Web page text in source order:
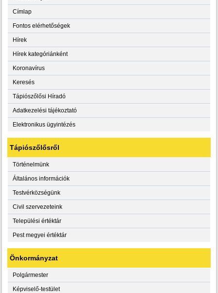
Címlap
Fontos elérhetőségek
Hírek
Hírek kategóriánként
Koronavírus
Keresés
Tápiószőlősi Híradó
Adatkezelési tájékoztató
Elektronikus ügyintézés
Tápiószőlősről
Történelmünk
Általános információk
Testvérközségünk
Civil szervezeteink
Települési értéktár
Pest megyei értéktár
Önkormányzat
Polgármester
Képviselő-testület